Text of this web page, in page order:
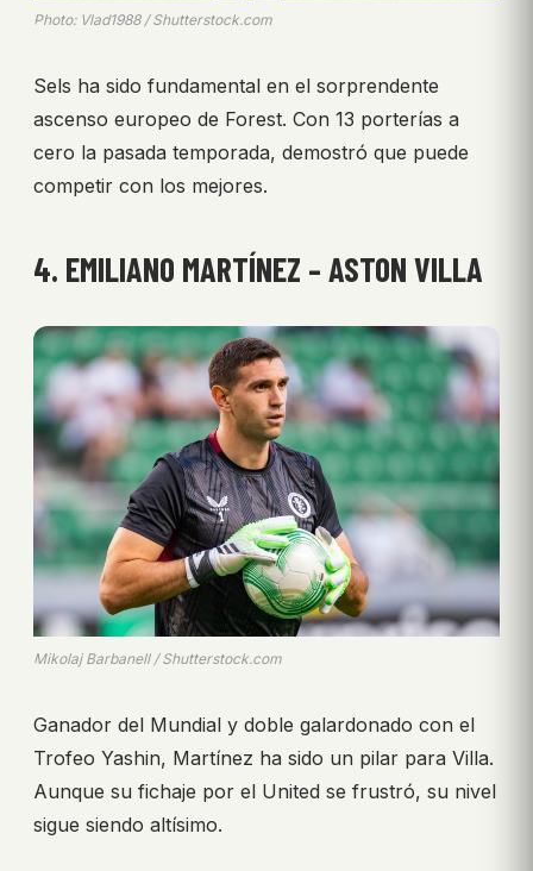
Photo: Vlad1988 / Shutterstock.com
Sels ha sido fundamental en el sorprendente
ascenso europeo de Forest. Con 13 porterías a
cero la pasada temporada, demostró que puede
competir con los mejores.
4. EMILIANO MARTÍNEZ – ASTON VILLA
Mikolaj Barbanell / Shutterstock.com
Ganador del Mundial y doble galardonado con el
Trofeo Yashin, Martínez ha sido un pilar para Villa.
Aunque su fichaje por el United se frustró, su nivel
sigue siendo altísimo.